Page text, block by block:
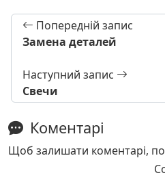
Попередній запис
Замена деталей
Наступний запис
Свечи
Коментарі
Щоб залишати коментарі,